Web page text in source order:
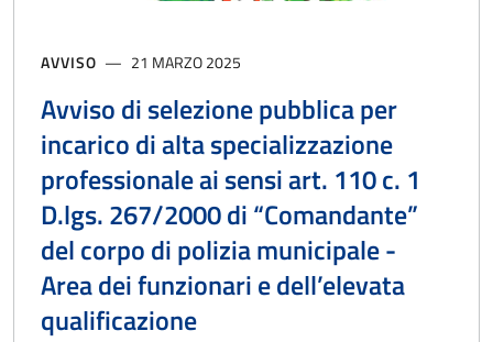
AVVISO 21 MARZO 2025
Avviso di selezione pubblica per
incarico di alta specializzazione
professionale ai sensi art. 110 c. 1
D.lgs. 267/2000 di “Comandante”
del corpo di polizia municipale -
Area dei funzionari e dell’elevata
qualificazione